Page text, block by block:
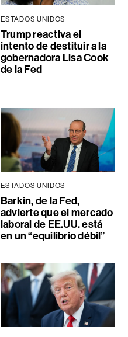
ESTADOS UNIDOS
Trump reactiva el
intento de destituir a la
gobernadora Lisa Cook
de la Fed
ESTADOS UNIDOS
Barkin, de la Fed,
advierte que el mercado
laboral de EE.UU. está
en un “equilibrio débil”